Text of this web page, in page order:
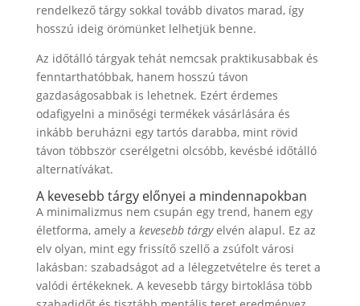
rendelkező tárgy sokkal tovább divatos marad, így
hosszú ideig örömünket lelhetjük benne.
Az időtálló tárgyak tehát nemcsak praktikusabbak és
fenntarthatóbbak, hanem hosszú távon
gazdaságosabbak is lehetnek. Ezért érdemes
odafigyelni a minőségi termékek vásárlására és
inkább beruházni egy tartós darabba, mint rövid
távon többször cserélgetni olcsóbb, kevésbé időtálló
alternatívákat.
A kevesebb tárgy előnyei a mindennapokban
A minimalizmus nem csupán egy trend, hanem egy
életforma, amely a kevesebb tárgyelvén alapul. Ez az
elv olyan, mint egy frissítő szellő a zsúfolt városi
lakásban: szabadságot ad a lélegzetvételre és teret a
valódi értékeknek. A kevesebb tárgy birtoklása több